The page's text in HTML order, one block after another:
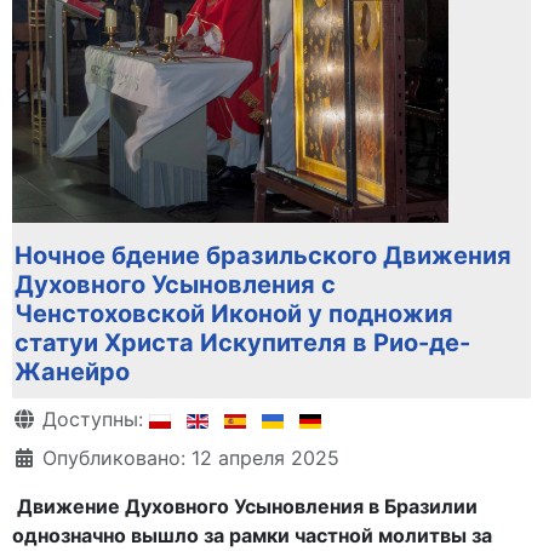
Ночное бдение бразильского Движения
Духовного Усыновления с
Ченстоховской Иконой у подножия
статуи Христа Искупителя в Рио-де-
Жанейро
Информация о материале
Доступны:
Опубликовано: 12 апреля 2025
Движение Духовного Усыновления в Бразилии
однозначно вышло за рамки частной молитвы за